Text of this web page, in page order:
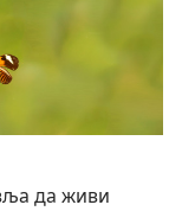
да живи